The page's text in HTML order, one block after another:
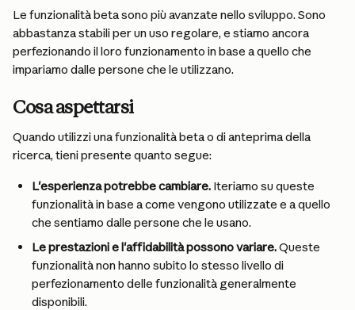
Le funzionalità beta sono più avanzate nello sviluppo. Sono
abbastanza stabili per un uso regolare, e stiamo ancora
perfezionando il loro funzionamento in base a quello che
impariamo dalle persone che le utilizzano.
Cosa aspettarsi
Quando utilizzi una funzionalità beta o di anteprima della
ricerca, tieni presente quanto segue:
L'esperienza potrebbe cambiare. Iteriamo su queste
funzionalità in base a come vengono utilizzate e a quello
che sentiamo dalle persone che le usano.
Le prestazioni e l'affidabilità possono variare. Queste
funzionalità non hanno subito lo stesso livello di
perfezionamento delle funzionalità generalmente
disponibili.